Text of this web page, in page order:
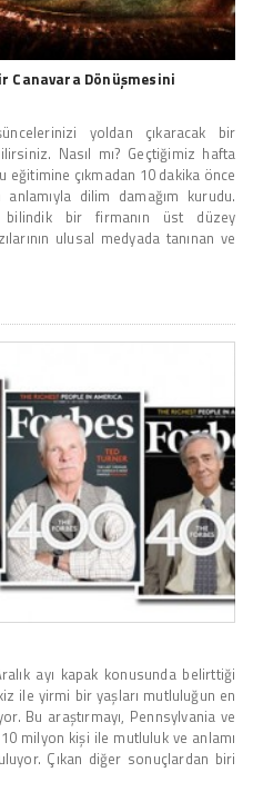
Canavara Dönüşmesini
yoldan çıkaracak bir
Nasıl mı? Geçtiğimiz hafta
eğitimine çıkmadan 10 dakika önce
dilim damağım kurudu.
bilindik bir firmanın üst düzey
ulusal medyada tanınan ve
ayı kapak konusunda belirttiği
ile yirmi bir yaşları mutluluğun en
Bu araştırmayı, Pennsylvania ve
milyon kişi ile mutluluk ve anlamı
Çıkan diğer sonuçlardan biri